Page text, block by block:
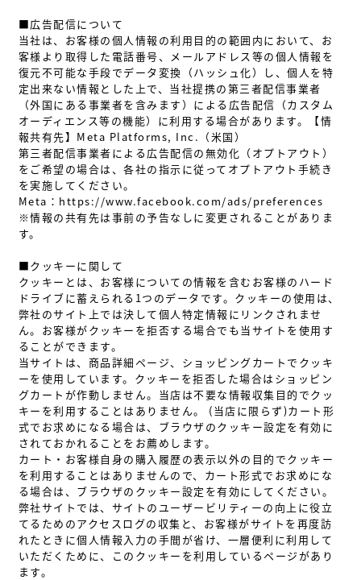
■広告配信について
当社は、お客様の個人情報の利用目的の範囲内において、お
客様より取得した電話番号、メールアドレス等の個人情報を
復元不可能な手段でデータ変換（ハッシュ化）し、個人を特
定出来ない情報とした上で、当社提携の第三者配信事業者
（外国にある事業者を含みます）による広告配信（カスタム
オーディエンス等の機能）に利用する場合があります。【情
報共有先】Meta Platforms, Inc.（米国）
第三者配信事業者による広告配信の無効化（オプトアウト）
をご希望の場合は、各社の指示に従ってオプトアウト手続き
を実施してください。
Meta：https://www.facebook.com/ads/preferences
※情報の共有先は事前の予告なしに変更されることがありま
す。
■クッキーに関して
クッキーとは、お客様についての情報を含むお客様のハード
ドライブに蓄えられる1つのデータです。クッキーの使用は、
弊社のサイト上では決して個人特定情報にリンクされませ
ん。お客様がクッキーを拒否する場合でも当サイトを使用す
ることができます。
当サイトは、商品詳細ページ、ショッピングカートでクッキ
ーを使用しています。クッキーを拒否した場合はショッピン
グカートが作動しません。当店は不要な情報収集目的でクッ
キーを利用することはありません。 (当店に限らず)カート形
式でお求めになる場合は、ブラウザのクッキー設定を有効に
されておかれることをお薦めします。
カート・お客様自身の購入履歴の表示以外の目的でクッキー
を利用することはありませんので、カート形式でお求めにな
る場合は、ブラウザのクッキー設定を有効にしてください。
弊社サイトでは、サイトのユーザービリティーの向上に役立
てるためのアクセスログの収集と、お客様がサイトを再度訪
れたときに個人情報入力の手間が省け、一層便利に利用して
いただくために、このクッキーを利用しているページがあり
ます。